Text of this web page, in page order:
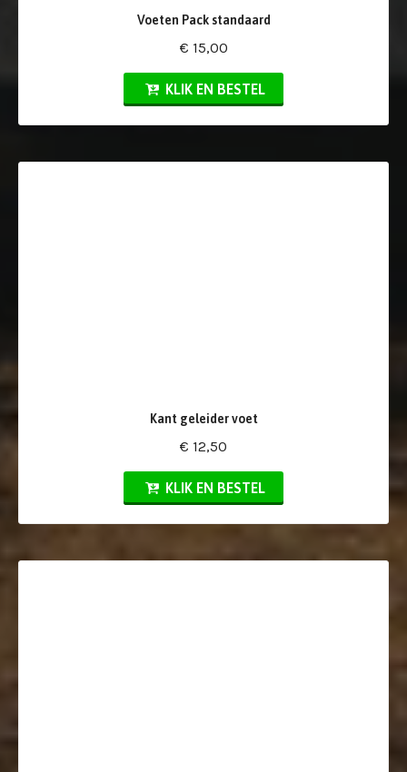
Voeten Pack standaard
€ 15,00
KLIK EN BESTEL
Kant geleider voet
€ 12,50
KLIK EN BESTEL